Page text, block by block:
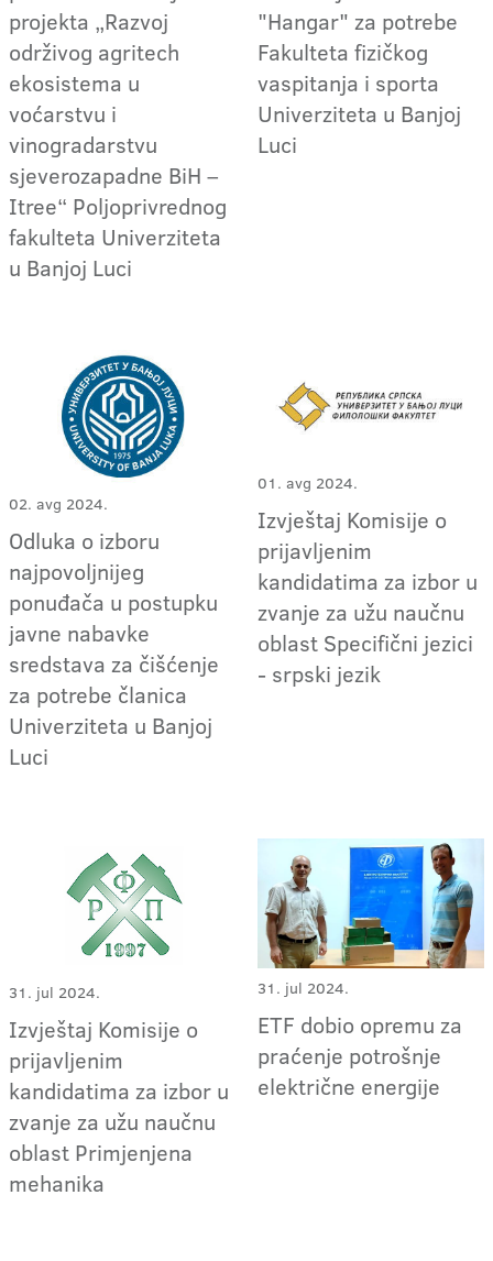
projekta „Razvoj
održivog agritech
ekosistema u
voćarstvu i
vinogradarstvu
sjeverozapadne BiH –
Itree“ Poljoprivrednog
fakulteta Univerziteta
u Banjoj Luci
"Hangar" za potrebe
Fakulteta fizičkog
vaspitanja i sporta
Univerziteta u Banjoj
Luci
02. avg 2024.
Odluka o izboru
najpovoljnijeg
ponuđača u postupku
javne nabavke
sredstava za čišćenje
za potrebe članica
Univerziteta u Banjoj
Luci
01. avg 2024.
Izvještaj Komisije o
prijavljenim
kandidatima za izbor u
zvanje za užu naučnu
oblast Specifični jezici
- srpski jezik
31. jul 2024.
Izvještaj Komisije o
prijavljenim
kandidatima za izbor u
zvanje za užu naučnu
oblast Primjenjena
mehanika
31. jul 2024.
ETF dobio opremu za
praćenje potrošnje
električne energije